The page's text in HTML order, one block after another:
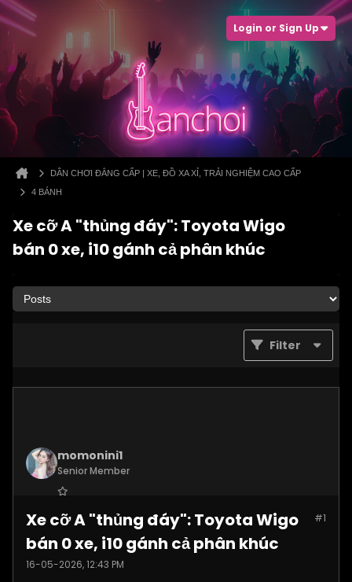
Login or Sign Up
DÂN CHƠI ĐẲNG CẤP | XE, ĐỒ XA XỈ, TRẢI NGHIỆM CAO CẤP
4 BÁNH
Xe cỡ A "thủng đáy": Toyota Wigo
bán 0 xe, i10 gánh cả phân khúc
Filter
momonini1
Senior Member
Posts:
5395 #1
Xe cỡ A "thủng đáy": Toyota Wigo
bán 0 xe, i10 gánh cả phân khúc
16-05-2026, 12:43 PM